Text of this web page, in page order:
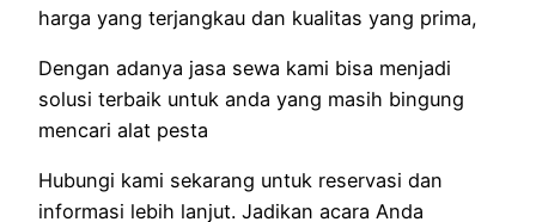
harga yang terjangkau dan kualitas yang prima,
Dengan adanya jasa sewa kami bisa menjadi
solusi terbaik untuk anda yang masih bingung
mencari alat pesta
Hubungi kami sekarang untuk reservasi dan
informasi lebih lanjut. Jadikan acara Anda